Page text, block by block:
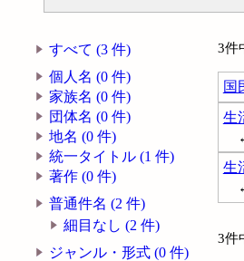
すべて (3 件)
個人名 (0 件)
家族名 (0 件)
団体名 (0 件)
地名 (0 件)
統一タイトル (1 件)
著作 (0 件)
普通件名 (2 件)
細目なし (2 件)
ジャンル・形式 (0 件)
3件
国
生
生
3件